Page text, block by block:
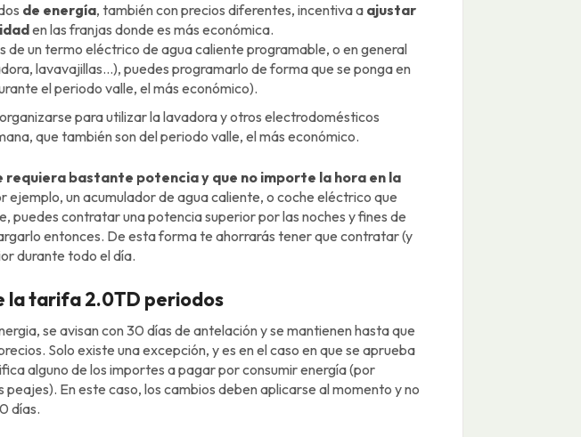
de energía, también con precios diferentes, incentiva a ajustar
en las franjas donde es más económica.
de un termo eléctrico de agua caliente programable, o en general
lavavajillas…), puedes programarlo de forma que se ponga en
el periodo valle, el más económico).
para utilizar la lavadora y otros electrodomésticos
que también son del periodo valle, el más económico.
requiera bastante potencia y que no importe la hora en la
ejemplo, un acumulador de agua caliente, o coche eléctrico que
puedes contratar una potencia superior por las noches y fines de
entonces. De esta forma te ahorrarás tener que contratar (y
durante todo el día.
la tarifa 2.0TD periodos
se avisan con 30 días de antelación y se mantienen hasta que
Solo existe una excepción, y es en el caso en que se aprueba
alguno de los importes a pagar por consumir energía (por
peajes). En este caso, los cambios deben aplicarse al momento y no
días.